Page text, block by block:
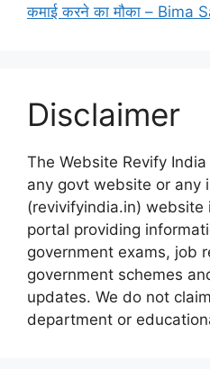
कमाई करने का मौका – Bima
Disclaimer
The Website Revify
any govt website or any
(revivifyindia.in) website
portal providing
government exams, job
government schemes
updates. We do not
department or